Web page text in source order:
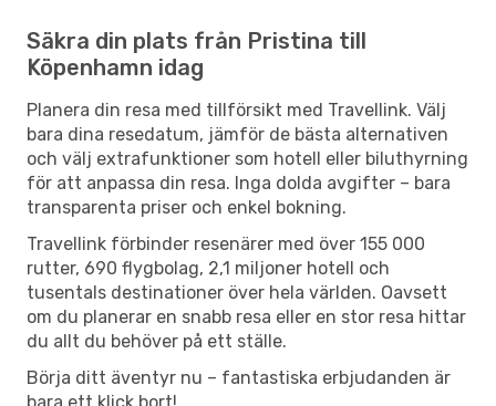
Säkra din plats från Pristina till
Köpenhamn idag
Planera din resa med tillförsikt med Travellink. Välj
bara dina resedatum, jämför de bästa alternativen
och välj extrafunktioner som hotell eller biluthyrning
för att anpassa din resa. Inga dolda avgifter – bara
transparenta priser och enkel bokning.
Travellink förbinder resenärer med över 155 000
rutter, 690 flygbolag, 2,1 miljoner hotell och
tusentals destinationer över hela världen. Oavsett
om du planerar en snabb resa eller en stor resa hittar
du allt du behöver på ett ställe.
Börja ditt äventyr nu – fantastiska erbjudanden är